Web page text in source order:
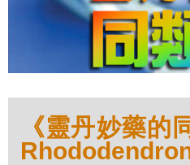
《靈丹妙藥的